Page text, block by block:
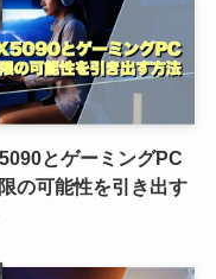
とゲーミングPC
の可能性を引き出す